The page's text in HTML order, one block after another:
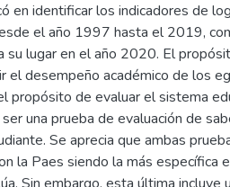
en identificar los indicadores de
el año 1997 hasta el 2019,
su lugar en el año 2020. El
el desempeño académico de los
propósito de evaluar el sistema
una prueba de evaluación de
Se aprecia que ambas
la Paes siendo la más específica